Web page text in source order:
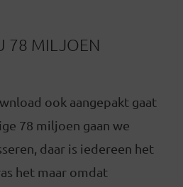
78 MILJOEN
ook aangepakt gaat
78 miljoen gaan we
daar is iedereen het
het maar omdat